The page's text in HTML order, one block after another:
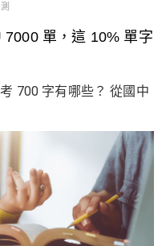
單，這 10% 單字
700 字有哪些？ 從國中